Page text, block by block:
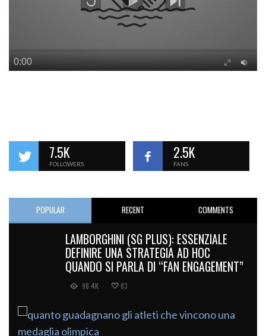
7.5K
FOLLOWERS
2.5K
FANS
POPULAR RECENT COMMENTS
LAMBORGHINI (SG PLUS): ESSENZIALE
DEFINIRE UNA STRATEGIA AD HOC
QUANDO SI PARLA DI “FAN ENGAGEMENT”
98.4K 83